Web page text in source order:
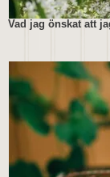
Vad jag önskat att